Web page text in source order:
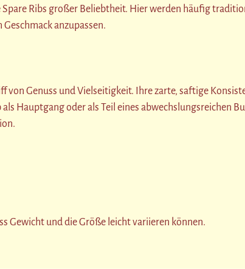
Ribs großer Beliebtheit. Hier werden häufig
anzupassen.
Genuss und Vielseitigkeit. Ihre zarte, saftige
Hauptgang oder als Teil eines abwechslungsreichen
Gewicht und die Größe leicht variieren können.